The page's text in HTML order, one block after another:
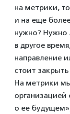
на метрики,
и на еще
нужно? Нужно
в другое
направление
стоит
На метрики
организацией
о ее